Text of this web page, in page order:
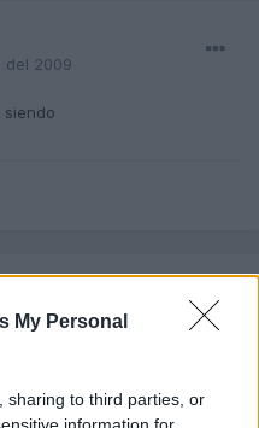
My Personal
sharing to third parties, or
del 2009
siendo
del 2009